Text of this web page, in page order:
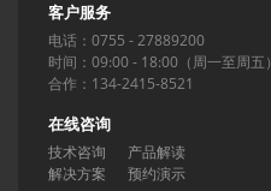
客户服务
电话：0755 - 27889200
时间：09:00 - 18:00（周一至周五）
合作：134-2415-8521
在线咨询
技术咨询
产品解读
解决方案
预约演示